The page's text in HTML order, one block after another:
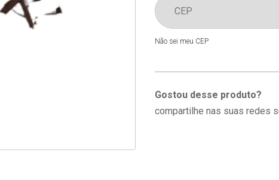
Não sei meu CEP
Gostou desse produto?
compartilhe nas suas redes